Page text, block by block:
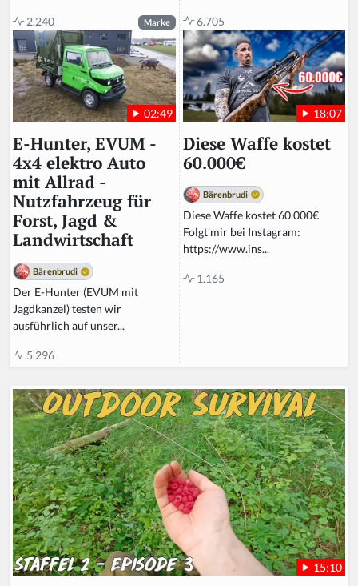
2.240 Marke 6.705
02:49
E-Hunter, EVUM -
4x4 elektro Auto
mit Allrad -
Nutzfahrzeug für
Forst, Jagd &
Landwirtschaft
Bärenbrudi
Der E-Hunter (EVUM mit
Jagdkanzel) testen wir
ausführlich auf unser...
5.296
18:07
Diese Waffe kostet
60.000€
Bärenbrudi
Diese Waffe kostet 60.000€
Folgt mir bei Instagram:
https://www.ins...
1.165
15:10